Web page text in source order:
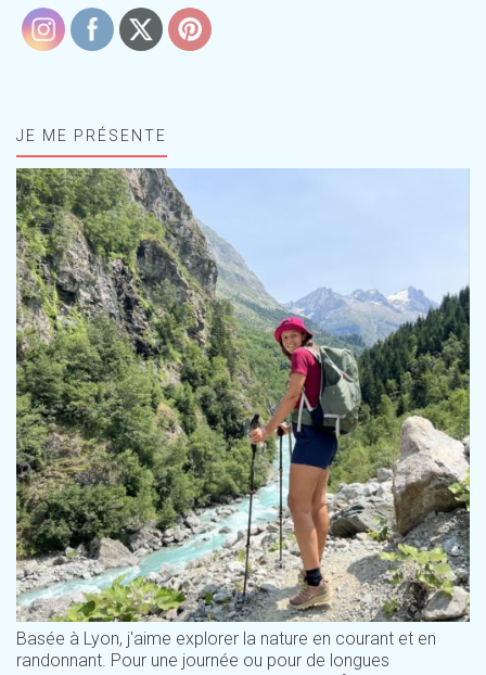
JE ME PRÉSENTE
Basée à Lyon, j'aime explorer la nature en courant et en
randonnant. Pour une journée ou pour de longues